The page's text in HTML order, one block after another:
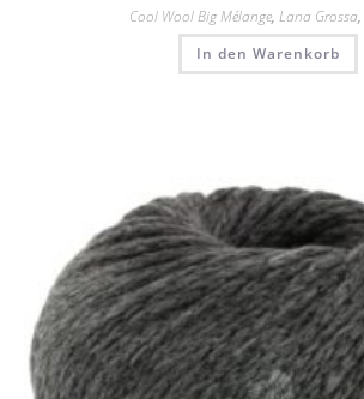
Cool Wool Big Mélange, Lana Grossa,
In den Warenkorb